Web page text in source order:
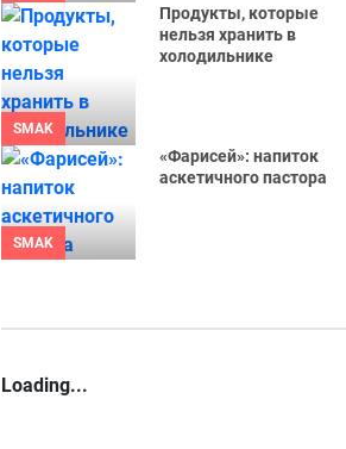
SMAK
Продукты, которые
нельзя хранить в
холодильнике
SMAK
«Фарисей»: напиток
аскетичного пастора
Loading...